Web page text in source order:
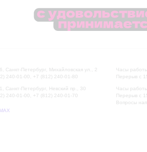
Санкт-Петербург, Михайловская ул., 2
240-01-00, +7 (812) 240-01-80
Санкт-Петербург, Невский пр., 30
240-01-00, +7 (812) 240-01-70
MAX
Часы
Перерыв с
Часы
Перерыв с
Вопросы